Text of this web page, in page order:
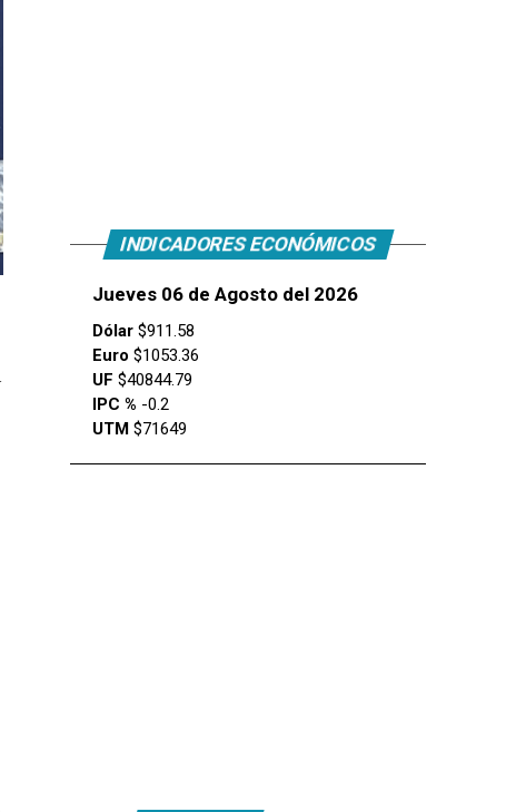
INDICADORES ECONÓMICOS
Jueves 06 de Agosto del 2026
Dólar $911.58
Euro $1053.36
UF $40844.79
IPC % -0.2
UTM $71649